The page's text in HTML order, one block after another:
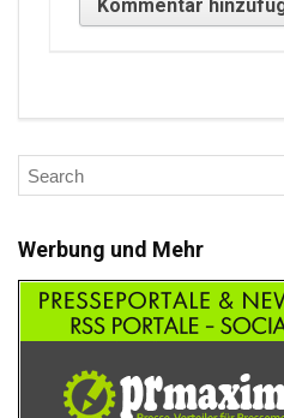
Werbung und Mehr